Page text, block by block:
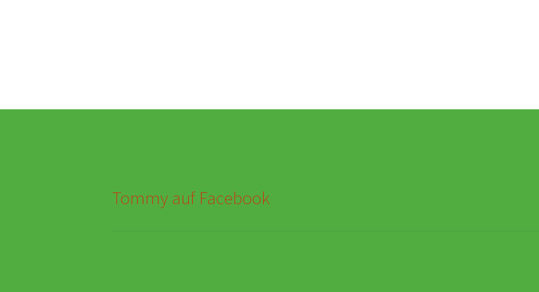
Tommy auf Facebook